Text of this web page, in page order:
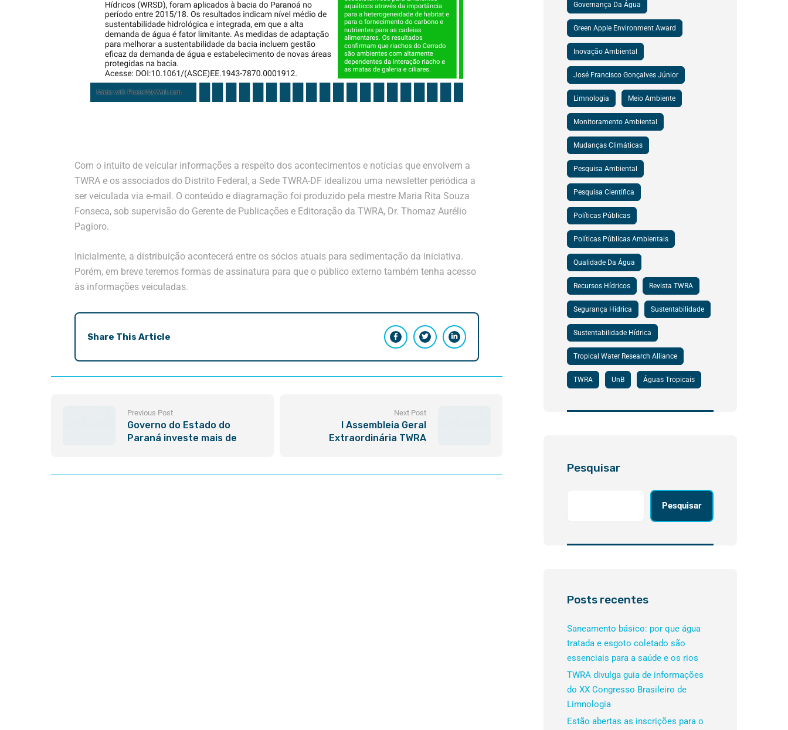
Com o intuito de veicular informações a respeito dos acontecimentos e notícias que envolvem a
TWRA e os associados do Distrito Federal, a Sede TWRA-DF idealizou uma newsletter periódica a
ser veiculada via e-mail. O conteúdo e diagramação foi produzido pela mestre Maria Rita Souza
Fonseca, sob supervisão do Gerente de Publicações e Editoração da TWRA, Dr. Thomaz Aurélio
Pagioro.
Inicialmente, a distribuição acontecerá entre os sócios atuais para sedimentação da iniciativa.
Porém, em breve teremos formas de assinatura para que o público externo também tenha acesso
às informações veiculadas.
Share This Article
Previous Post
Governo do Estado do
Paraná investe mais de
Next Post
I Assembleia Geral
Extraordinária TWRA
Governança Da Água
Green Apple Environment Award
Inovação Ambiental
José Francisco Gonçalves Júnior
Limnologia Meio Ambiente
Monitoramento Ambiental
Mudanças Climáticas
Pesquisa Ambiental
Pesquisa Científica
Políticas Públicas
Políticas Públicas Ambientais
Qualidade Da Água
Recursos Hídricos Revista TWRA
Segurança Hídrica Sustentabilidade
Sustentabilidade Hídrica
Tropical Water Research Alliance
TWRA UnB Águas Tropicais
Pesquisar
Pesquisar
Posts recentes
Saneamento básico: por que água
tratada e esgoto coletado são
essenciais para a saúde e os rios
TWRA divulga guia de informações
do XX Congresso Brasileiro de
Limnologia
Estão abertas as inscrições para o